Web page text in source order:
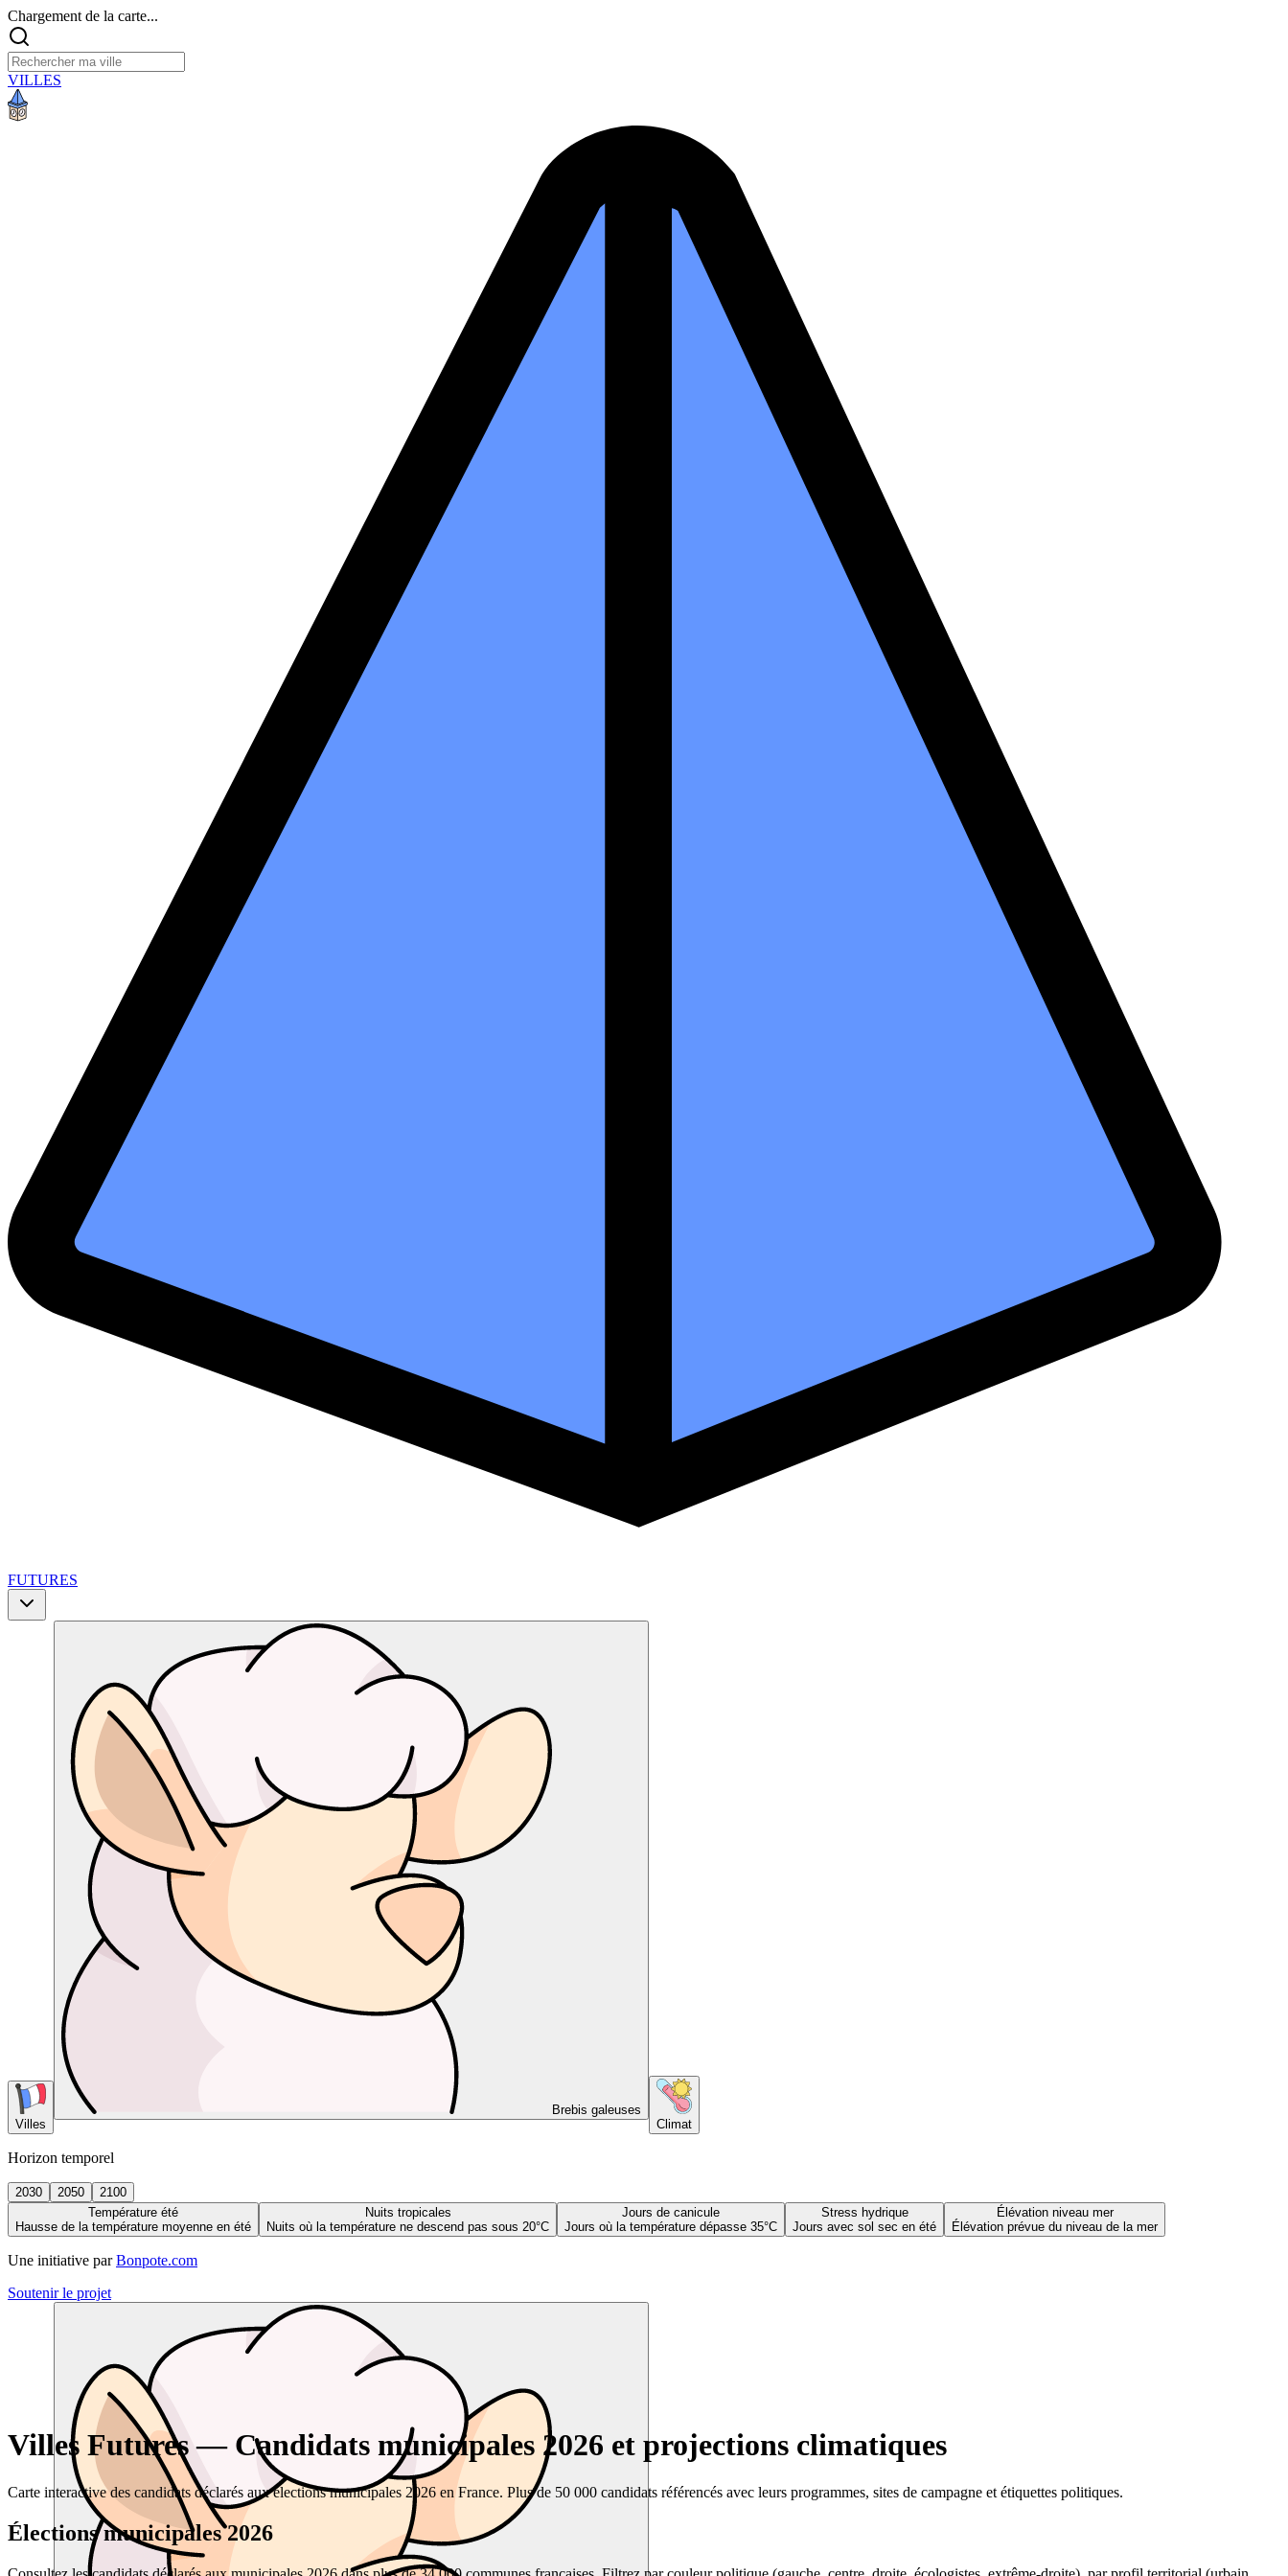
Chargement de la carte...
VILLES
FUTURES
Villes
Brebis galeuses
Climat
Horizon temporel
2030 2050
2100
Température été
Hausse de la température moyenne en été
Nuits tropicales
Nuits où la température ne descend pas sous 20°C
Jours de canicule
Jours où la température dépasse 35°C
Stress hydrique
Jours avec sol sec en été
Élévation niveau mer
Élévation prévue du niveau de la mer
Une initiative par Bonpote.com
Soutenir le projet
Villes Futures — Candidats municipales 2026 et projections climatiques
Carte interactive des candidats déclarés aux élections municipales 2026 en France. Plus de 50 000 candidats référencés avec leurs programmes, sites de campagne et étiquettes politiques.
Élections municipales 2026